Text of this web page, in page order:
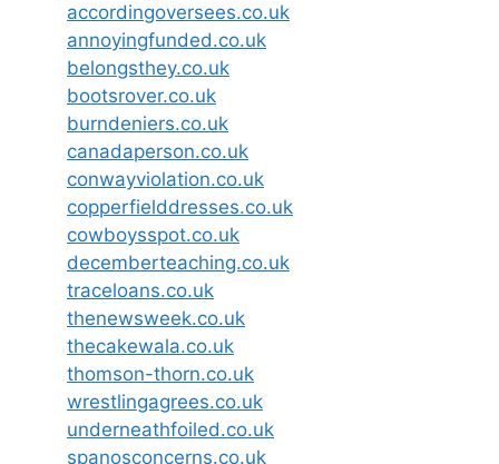
accordingoversees.co.uk
annoyingfunded.co.uk
belongsthey.co.uk
bootsrover.co.uk
burndeniers.co.uk
canadaperson.co.uk
conwayviolation.co.uk
copperfielddresses.co.uk
cowboysspot.co.uk
decemberteaching.co.uk
traceloans.co.uk
thenewsweek.co.uk
thecakewala.co.uk
thomson-thorn.co.uk
wrestlingagrees.co.uk
underneathfoiled.co.uk
spanosconcerns.co.uk